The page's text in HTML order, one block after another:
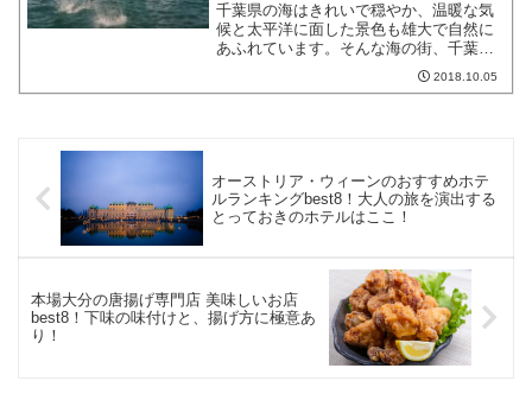
千葉県の海はきれいで穏やか、温暖な気
候と太平洋に面した景色も雄大で自然に
あふれています。そんな海の街、千葉県
で観ておきたいのが海の生き物。ここで
は、水族館や海でみられる魚や海獣が楽
2018.10.05
オーストリア・ウィーンのおすすめホテ
ルランキングbest8！大人の旅を演出する
とっておきのホテルはここ！
本場大分の唐揚げ専門店 美味しいお店
best8！下味の味付けと、揚げ方に極意あ
り！